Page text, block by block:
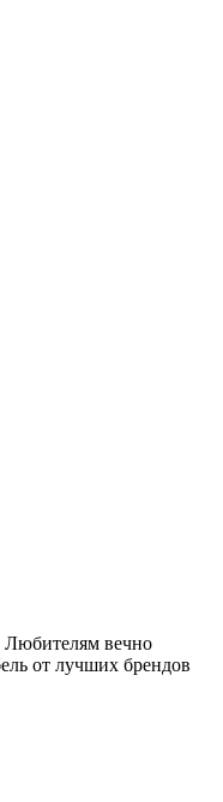
вечно
от лучших брендов